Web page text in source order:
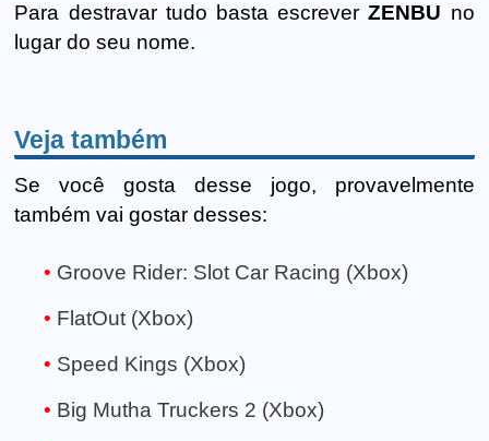
Para destravar tudo basta escreverZENBU no
lugar do seu nome.
Veja também
Se você gosta desse jogo, provavelmente
também vai gostar desses:
Groove Rider: Slot Car Racing (Xbox)
FlatOut (Xbox)
Speed Kings (Xbox)
Big Mutha Truckers 2 (Xbox)